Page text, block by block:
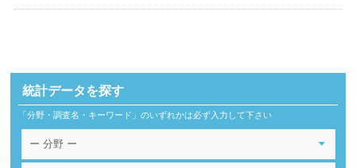
統計データを探す
「分野・調査名・キーワード」のいずれかは必ず入力して下さい